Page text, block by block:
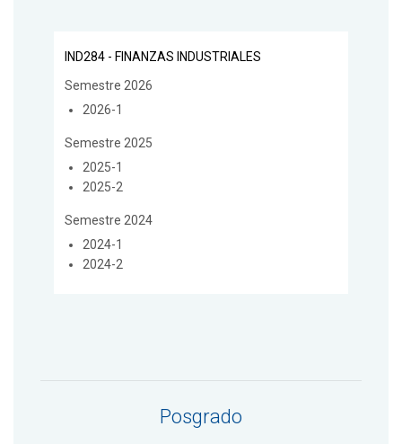
IND284 - FINANZAS INDUSTRIALES
Semestre 2026
2026-1
Semestre 2025
2025-1
2025-2
Semestre 2024
2024-1
2024-2
Posgrado